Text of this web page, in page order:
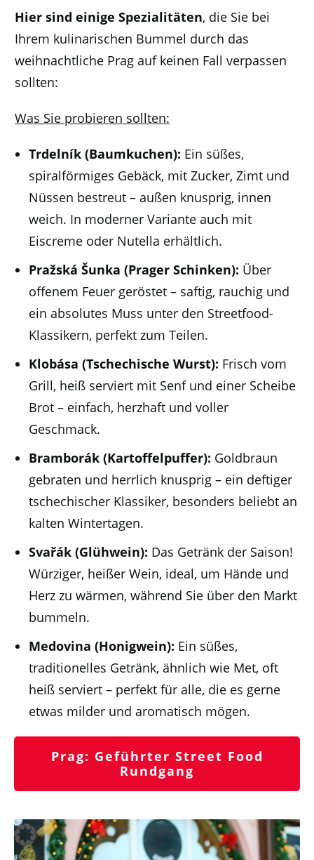
Hier sind einige Spezialitäten, die Sie bei
Ihrem kulinarischen Bummel durch das
weihnachtliche Prag auf keinen Fall verpassen
sollten:
Was Sie probieren sollten:
Trdelník (Baumkuchen): Ein süßes,
spiralförmiges Gebäck, mit Zucker, Zimt und
Nüssen bestreut – außen knusprig, innen
weich. In moderner Variante auch mit
Eiscreme oder Nutella erhältlich.
Pražská Šunka (Prager Schinken): Über
offenem Feuer geröstet – saftig, rauchig und
ein absolutes Muss unter den Streetfood-
Klassikern, perfekt zum Teilen.
Klobása (Tschechische Wurst): Frisch vom
Grill, heiß serviert mit Senf und einer Scheibe
Brot – einfach, herzhaft und voller
Geschmack.
Bramborák (Kartoffelpuffer): Goldbraun
gebraten und herrlich knusprig – ein deftiger
tschechischer Klassiker, besonders beliebt an
kalten Wintertagen.
Svařák (Glühwein): Das Getränk der Saison!
Würziger, heißer Wein, ideal, um Hände und
Herz zu wärmen, während Sie über den Markt
bummeln.
Medovina (Honigwein): Ein süßes,
traditionelles Getränk, ähnlich wie Met, oft
heiß serviert – perfekt für alle, die es gerne
etwas milder und aromatisch mögen.
Prag: Geführter Street Food
Rundgang